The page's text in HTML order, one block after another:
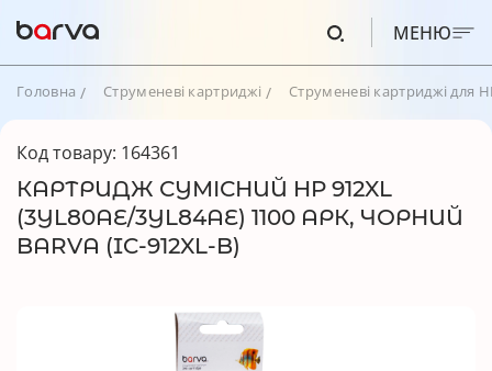
МЕНЮ
Головна Струменеві картриджі Струменеві картриджі для
Код товару: 164361
КАРТРИДЖ СУМІСНИЙ HP 912XL
(3YL80AE/3YL84AE) 1100 АРК, ЧОРНИЙ
BARVA (IC-912XL-B)